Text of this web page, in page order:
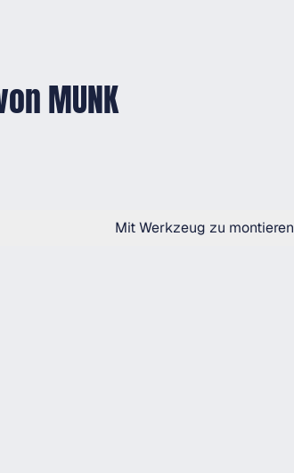
MUNK
Mit Werkzeug zu montieren